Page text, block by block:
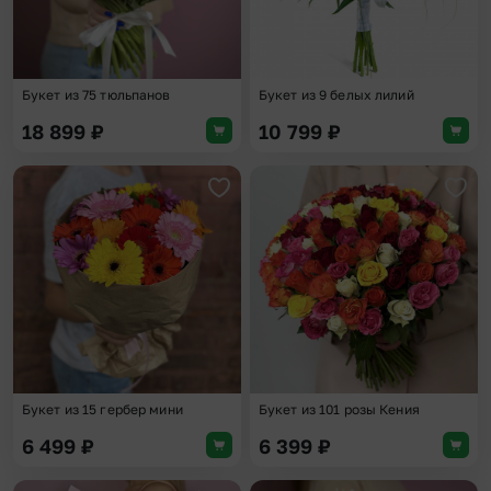
Букет из 75 тюльпанов
18 899 ₽
Букет из 9 белых лилий
10 799 ₽
Добавить в избранное
Букет из 15 гербер мини
6 499 ₽
Букет из 101 розы Кения
6 399 ₽